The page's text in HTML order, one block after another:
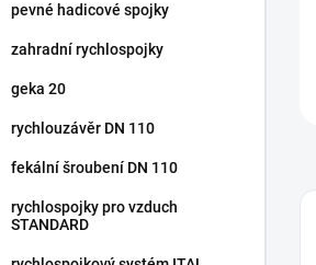
pevné hadicové spojky
zahradní rychlospojky
geka 20
rychlouzávěr DN 110
fekální šroubení DN 110
rychlospojky pro vzduch
STANDARD